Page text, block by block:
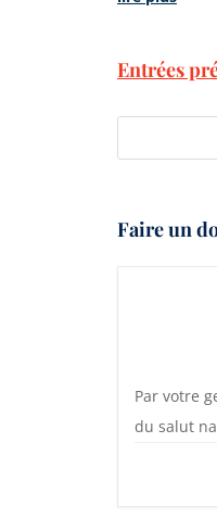
Entrées
Faire un
Par votre
du salut